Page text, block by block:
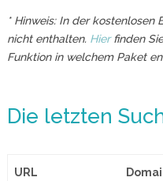
* Hinweis: In der kostenlosen
nicht enthalten. Hierfinden
Funktion in welchem Paket
Die letzten
URL